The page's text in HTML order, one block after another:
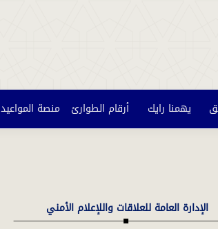
يهمنا رايك أرقام الطوارئ منصة المواعيد
الإدارة العامة للعلاقات واللإعلام الأمني